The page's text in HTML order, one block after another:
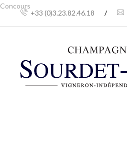
+33 (0)3.23.82.46.18 /
Concours